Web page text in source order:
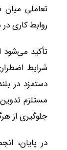
تعاملی میان
روابط کاری
تأکید می‌شود
شرایط
دستمزد در
مستلزم
جلوگیری از
در پایان،